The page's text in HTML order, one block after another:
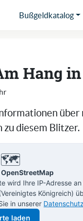
Bußgeldkatalog
Hang
diesem Blitzer.
🗺️
wird Ihre IP-Adresse
Königreich)
in unserer
laden